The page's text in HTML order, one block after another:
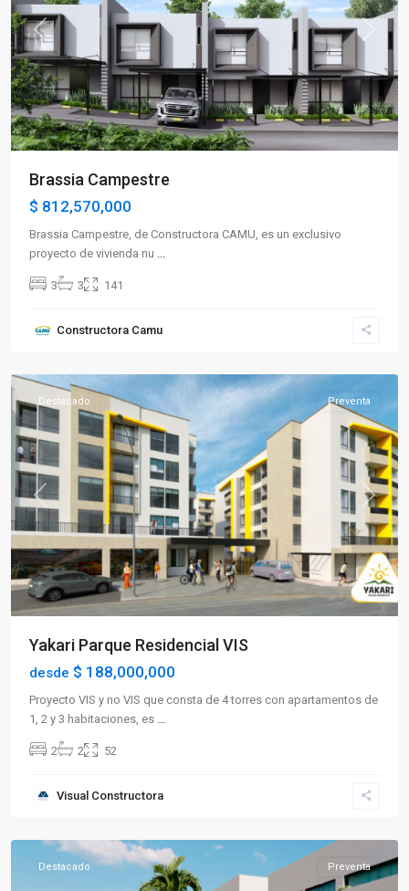
Previous
Brassia Campestre
$ 812,570,000
Brassia Campestre, de Constructora CAMU, es un exclusivo
proyecto de vivienda nu
3 3 141
Constructora Camu
Occidente,
Previous Next
Destacado Preventa
Yakari Parque Residencial VIS
desde $ 188,000,000
Proyecto VIS y no VIS que consta de 4 torres con apartamentos de
1, 2 y 3 habitaciones, es
2 2 52
Visual Constructora
Destacado Preventa